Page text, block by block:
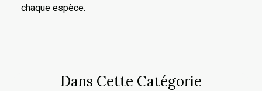
chaque espèce.
Dans Cette Catégorie